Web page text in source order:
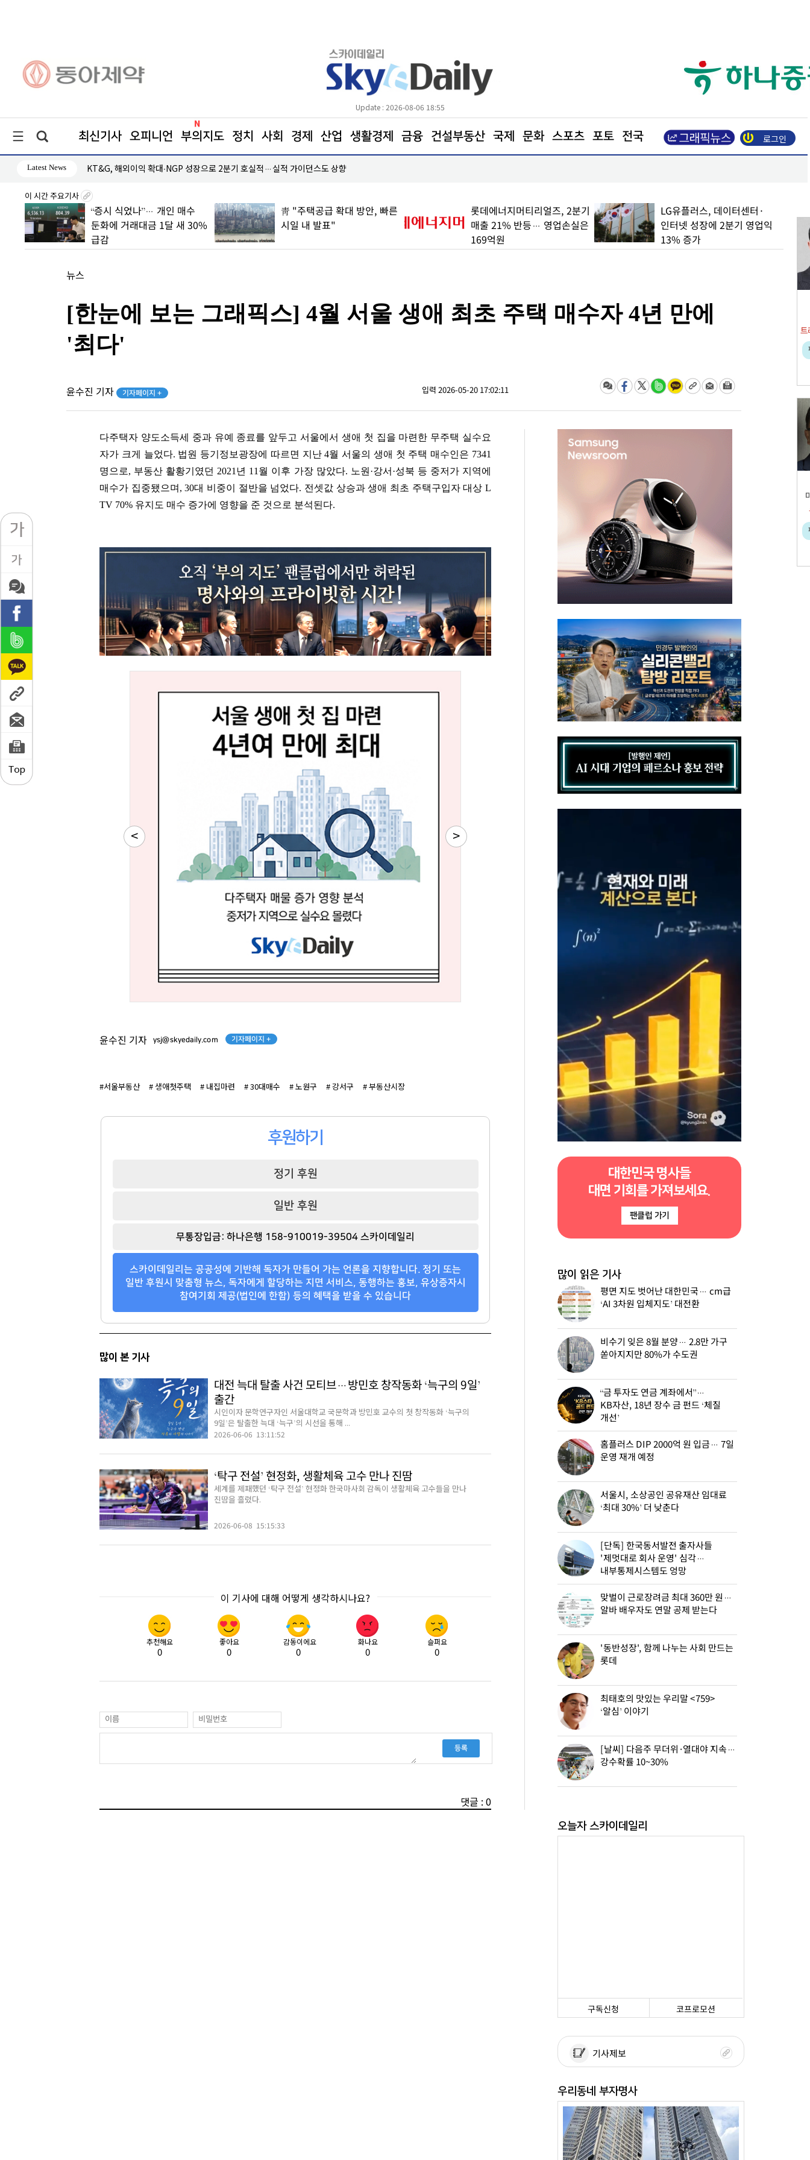
Update : 2026-08-06 18:55
최신기사 오피니언 부의지도 정치 사회 경제 산업 생활경제 금융 건설부동산 국제 문화 스포츠 포토 전국 로그인
Latest News KT&G, 해외이익 확대∙NGP 성장으로 2분기 호실적…실적 가이던스도 상향
이 시간 주요기사
“증시 식었나”… 개인 매수
둔화에 거래대금 1달 새 30%
급감
靑 "주택공급 확대 방안, 빠른
시일 내 발표"
롯데에너지머티리얼즈, 2분기
매출 21% 반등… 영업손실은
169억원
LG유플러스, 데이터센터·
인터넷 성장에 2분기 영업익
13% 증가
뉴스
[한눈에 보는 그래픽스] 4월 서울 생애 최초 주택 매수자 4년 만에
'최다'
윤수진 기자 기자페이지 + 입력 2026-05-20 17:02:11
다주택자 양도소득세 중과 유예 종료를 앞두고 서울에서 생애 첫 집을 마련한 무주택 실수요
자가 크게 늘었다. 법원 등기정보광장에 따르면 지난 4월 서울의 생애 첫 주택 매수인은 7341
명으로, 부동산 활황기였던 2021년 11월 이후 가장 많았다. 노원·강서·성북 등 중저가 지역에
매수가 집중됐으며, 30대 비중이 절반을 넘었다. 전셋값 상승과 생애 최초 주택구입자 대상 L
TV 70% 유지도 매수 증가에 영향을 준 것으로 분석된다.
박창훈 이국노
[관련 기사]
사이몬
소피아도무스
팬클럽 참여
백종원
[관련 기사]
더본코리아
트라움하우스 2차
팬클럽 참여
85
이만득
[관련 기사]
삼천리그룹
노블하임
팬클럽 참여
김태원
< >
윤수진 기자 ysj@skyedaily.com 기자페이지 +
#서울부동산 # 생애첫주택 # 내집마련 # 30대매수 # 노원구 # 강서구 # 부동산시장
후원하기
정기 후원
일반 후원
무통장입금: 하나은행 158-910019-39504 스카이데일리
스카이데일리는 공공성에 기반해 독자가 만들어 가는 언론을 지향합니다. 정기 또는
일반 후원시 맞춤형 뉴스, 독자에게 할당하는 지면 서비스, 동행하는 홍보, 유상증자시
참여기회 제공(법인에 한함) 등의 혜택을 받을 수 있습니다
많이 본 기사
대전 늑대 탈출 사건 모티브…방민호 창작동화 ‘늑구의 9일’
출간
시인이자 문학연구자인 서울대학교 국문학과 방민호 교수의 첫 창작동화 ‘늑구의
9일’은 탈출한 늑대 ‘늑구’의 시선을 통해 ...
2026-06-06 13:11:52
‘탁구 전설’ 현정화, 생활체육 고수 만나 진땀
세계를 제패했던 ‘탁구 전설’ 현정화 한국마사회 감독이 생활체육 고수들을 만나
진땀을 흘렸다.
2026-06-08 15:15:33
이 기사에 대해 어떻게 생각하시나요?
추천해요
0
좋아요
0
감동이에요
0
화나요
0
슬퍼요
0
등록
댓글 : 0
대한민국 명사들
대면 기회를 가져보세요.
팬클럽 가기
많이 읽은 기사
평면 지도 벗어난 대한민국… cm급
‘AI 3차원 입체지도’ 대전환
비수기 잊은 8월 분양… 2.8만 가구
쏟아지지만 80%가 수도권
“금 투자도 연금 계좌에서”…
KB자산, 18년 장수 금 펀드 ‘체질
개선’
홈플러스 DIP 2000억 원 입금… 7일
운영 재개 예정
서울시, 소상공인 공유재산 임대료
‘최대 30%’ 더 낮춘다
[단독] 한국동서발전 출자사들
'제멋대로 회사 운영' 심각…
내부통제시스템도 엉망
맞벌이 근로장려금 최대 360만 원…
알바 배우자도 연말 공제 받는다
'동반성장', 함께 나누는 사회 만드는
롯데
최태호의 맛있는 우리말 <759>
‘알심’ 이야기
[날씨] 다음주 무더위·열대야 지속…
강수확률 10~30%
오늘자 스카이데일리
구독신청 코프로모션
기사제보
우리동네 부자명사